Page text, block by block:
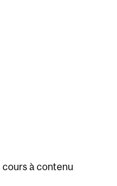
cours à contenu